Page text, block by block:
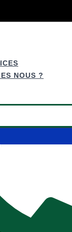
NOUS ?